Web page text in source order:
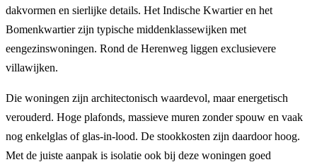
dakvormen en sierlijke details. Het Indische Kwartier en het
Bomenkwartier zijn typische middenklassewijken met
eengezinswoningen. Rond de Herenweg liggen exclusievere
villawijken.
Die woningen zijn architectonisch waardevol, maar energetisch
verouderd. Hoge plafonds, massieve muren zonder spouw en vaak
nog enkelglas of glas-in-lood. De stookkosten zijn daardoor hoog.
Met de juiste aanpak is isolatie ook bij deze woningen goed